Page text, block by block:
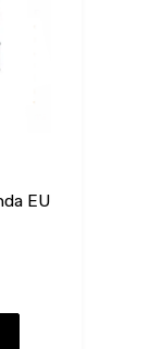
EU